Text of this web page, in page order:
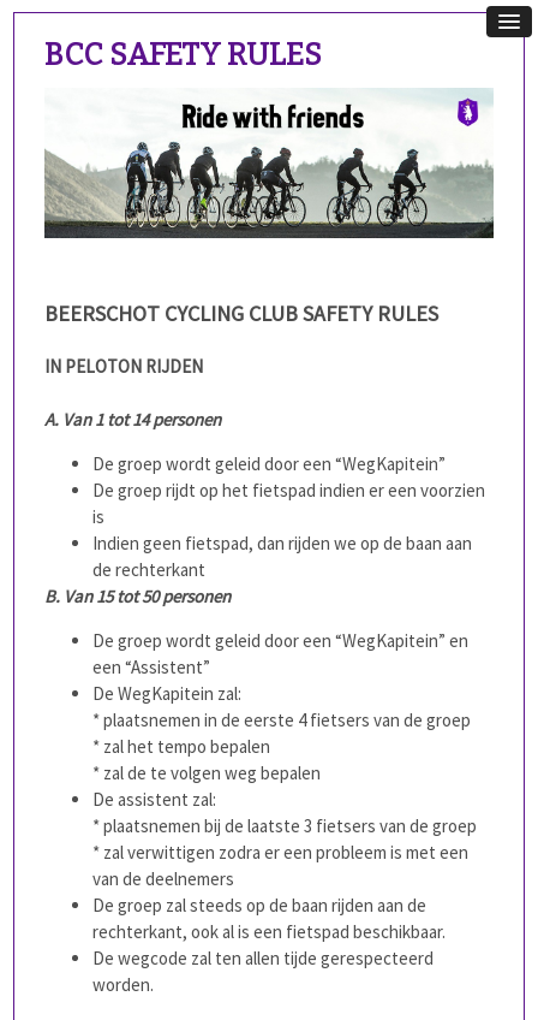
BCC SAFETY RULES
BEERSCHOT CYCLING CLUBSAFETY RULES
IN PELOTON RIJDEN
A. Van 1 tot 14 personen
De groep wordt geleid door een “WegKapitein”
De groep rijdt op het fietspad indien er een voorzien
is
Indien geen fietspad, dan rijden we op de baan aan
de rechterkant
B. Van 15 tot 50 personen
De groep wordt geleid door een “WegKapitein” en
een “Assistent”
De WegKapitein zal:
* plaatsnemen in de eerste 4 fietsers van de groep
* zal het tempo bepalen
* zal de te volgen weg bepalen
De assistent zal:
* plaatsnemen bij de laatste 3 fietsers van de groep
* zal verwittigen zodra er een probleem is met een
van de deelnemers
De groep zal steeds op de baan rijden aan de
rechterkant, ook al is een fietspad beschikbaar.
De wegcode zal ten allen tijde gerespecteerd
worden.